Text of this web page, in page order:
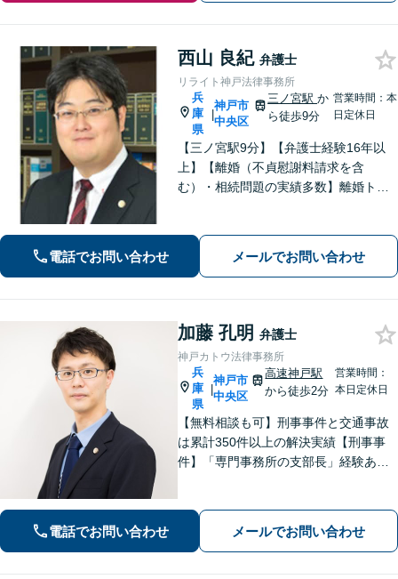
西山 良紀 弁護士
リライト神戸法律事務所
兵
庫
県
|
神戸市
中央区
三ノ宮駅か
ら徒歩9分
営業時間：本
日定休日
【三ノ宮駅9分】【弁護士経験16年以
上】【離婚（不貞慰謝料請求を含
む）・相続問題の実績多数】離婚トラ
く、依頼者が有利な条件で解決できる
対処法をご提案します。【初回相談無
電話でお問い合わせ メールでお問い合わせ
加藤 孔明 弁護士
神戸カトウ法律事務所
兵
庫
県
|
神戸市
中央区
高速神戸駅
から徒歩2分
営業時間：
本日定休日
【無料相談も可】刑事事件と交通事故
は累計350件以上の解決実績【刑事事
件】「専門事務所の支部長」経験あ
額した事例、示談金が5倍以上に増額し
た事例など多数【神戸駅3分】
電話でお問い合わせ メールでお問い合わせ